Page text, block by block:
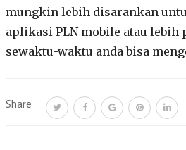
mungkin lebih disarankan
aplikasi PLN mobile atau lebih
sewaktu-waktu anda bisa
Share